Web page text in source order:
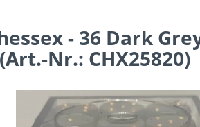
- 36 Dark
Nr.: CHX25820)